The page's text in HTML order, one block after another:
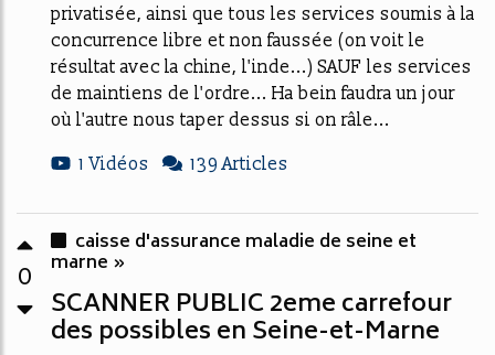
privatisée, ainsi que tous les services soumis à la
concurrence libre et non faussée (on voit le
résultat avec la chine, l'inde...) SAUF les services
de maintiens de l'ordre... Ha bein faudra un jour
où l'autre nous taper dessus si on râle...
1 Vidéos
139 Articles
0
caisse d'assurance maladie de seine et
marne »
SCANNER PUBLIC 2eme carrefour
des possibles en Seine-et-Marne